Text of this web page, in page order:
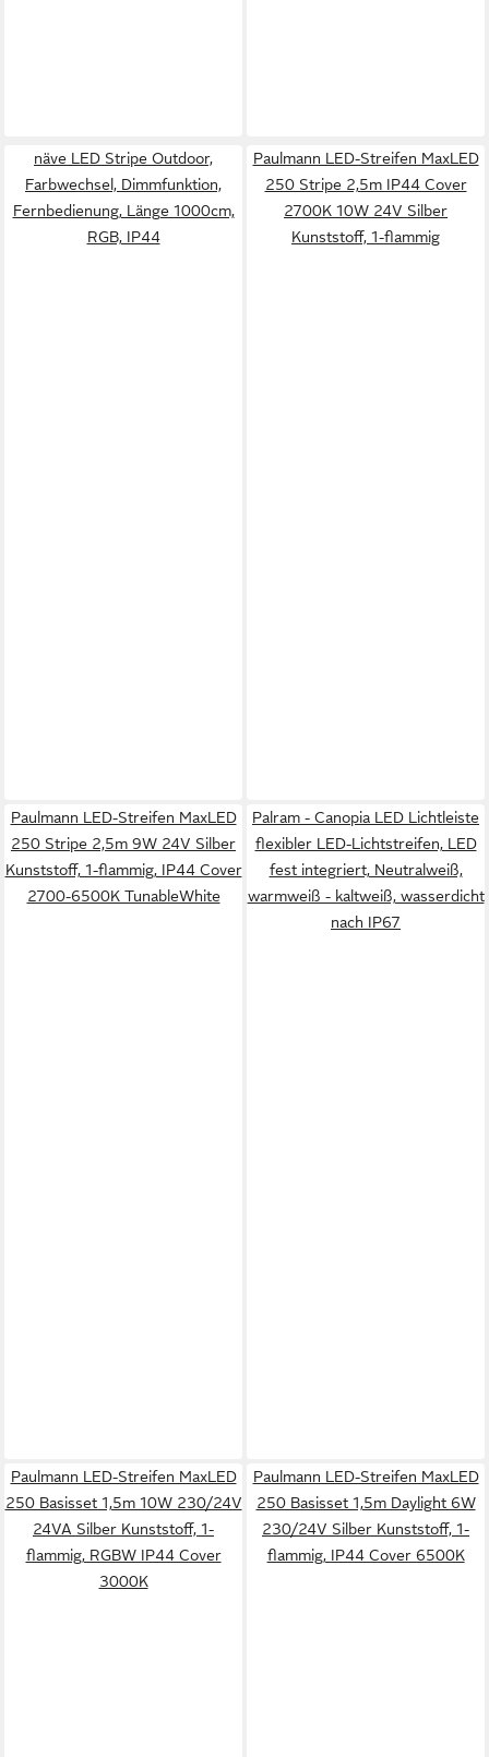
näve LED Stripe Outdoor,
Farbwechsel, Dimmfunktion,
Fernbedienung, Länge 1000cm,
RGB, IP44
Paulmann LED-Streifen MaxLED
250 Stripe 2,5m IP44 Cover
2700K 10W 24V Silber
Kunststoff, 1-flammig
Paulmann LED-Streifen MaxLED
250 Stripe 2,5m 9W 24V Silber
Kunststoff, 1-flammig, IP44 Cover
2700-6500K TunableWhite
Palram - Canopia LED Lichtleiste
flexibler LED-Lichtstreifen, LED
fest integriert, Neutralweiß,
warmweiß - kaltweiß, wasserdicht
nach IP67
Paulmann LED-Streifen MaxLED
250 Basisset 1,5m 10W 230/24V
24VA Silber Kunststoff, 1-
flammig, RGBW IP44 Cover
3000K
Paulmann LED-Streifen MaxLED
250 Basisset 1,5m Daylight 6W
230/24V Silber Kunststoff, 1-
flammig, IP44 Cover 6500K